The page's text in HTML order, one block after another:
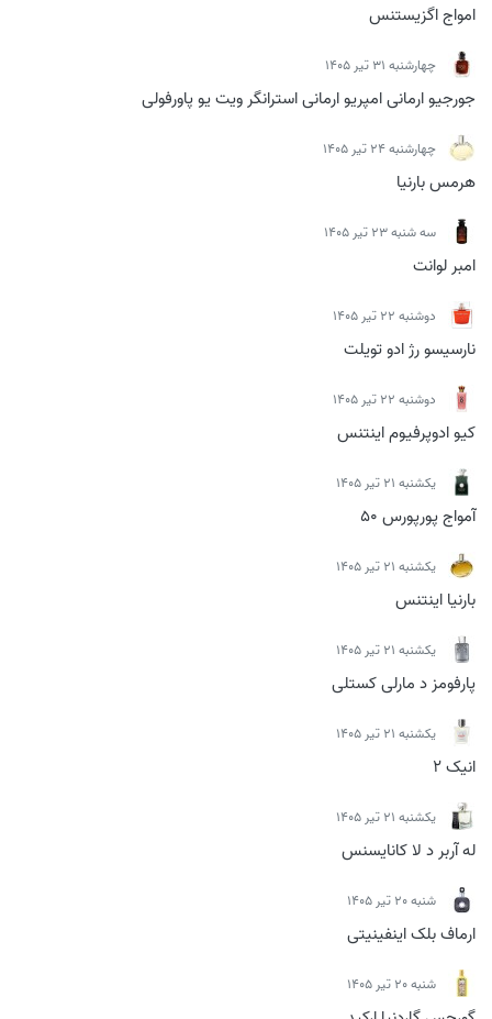
امواج اگزیستنس
چهارشنبه 31 تیر 1405
جورجیو ارمانی امپریو ارمانی استرانگر ویت یو پاورفولی
چهارشنبه 24 تیر 1405
هرمس بارنیا
سه شنبه 23 تیر 1405
امبر لوانت
دوشنبه 22 تیر 1405
نارسیسو رژ ادو تویلت
دوشنبه 22 تیر 1405
کیو ادوپرفیوم اینتنس
يكشنبه 21 تیر 1405
آمواج پورپورس 50
يكشنبه 21 تیر 1405
بارنیا اینتنس
يكشنبه 21 تیر 1405
پارفومز د مارلی کستلی
يكشنبه 21 تیر 1405
انیک 2
يكشنبه 21 تیر 1405
له آربر د لا کانایسنس
شنبه 20 تیر 1405
ارماف بلک اینفینیتی
شنبه 20 تیر 1405